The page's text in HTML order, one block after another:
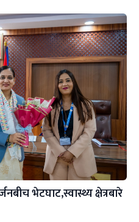
भेटघाट,स्वास्थ्य क्षेत्रबारे